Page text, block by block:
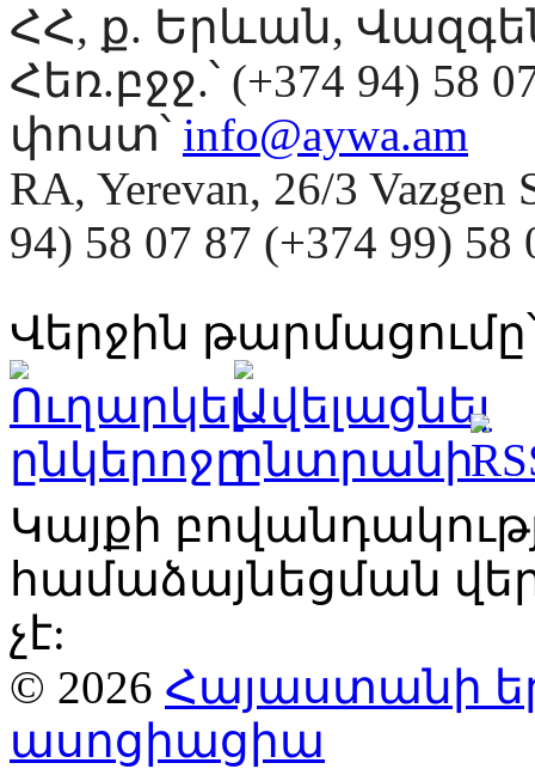
ՀՀ, ք. Երևան,
Հեռ.բջջ.՝ (+374 94) 58
փոստ՝ info@aywa.am
RA, Yerevan, 26/3
94) 58 07 87 (+374 99)
Վերջին
Կայքի
համաձայնեցման
չէ:
© 2026 Հայաստանի
ասոցիացիա